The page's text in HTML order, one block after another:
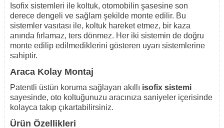
Isofix sistemleri ile koltuk, otomobilin şasesine son
derece dengeli ve sağlam şekilde monte edilir. Bu
sistemler vasıtası ile, koltuk hareket etmez, bir kaza
anında fırlamaz, ters dönmez. Her iki sistemin de doğru
monte edilip edilmediklerini gösteren uyarı sistemlerine
sahiptir.
Araca Kolay Montaj
Patentli üstün koruma sağlayan akıllı isofix sistemi
sayesinde, oto koltuğunuzu aracınıza saniyeler içerisinde
kolayca takıp çıkartabilirsiniz.
Ürün Özellikleri